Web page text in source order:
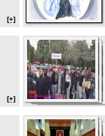
[+]
[+]